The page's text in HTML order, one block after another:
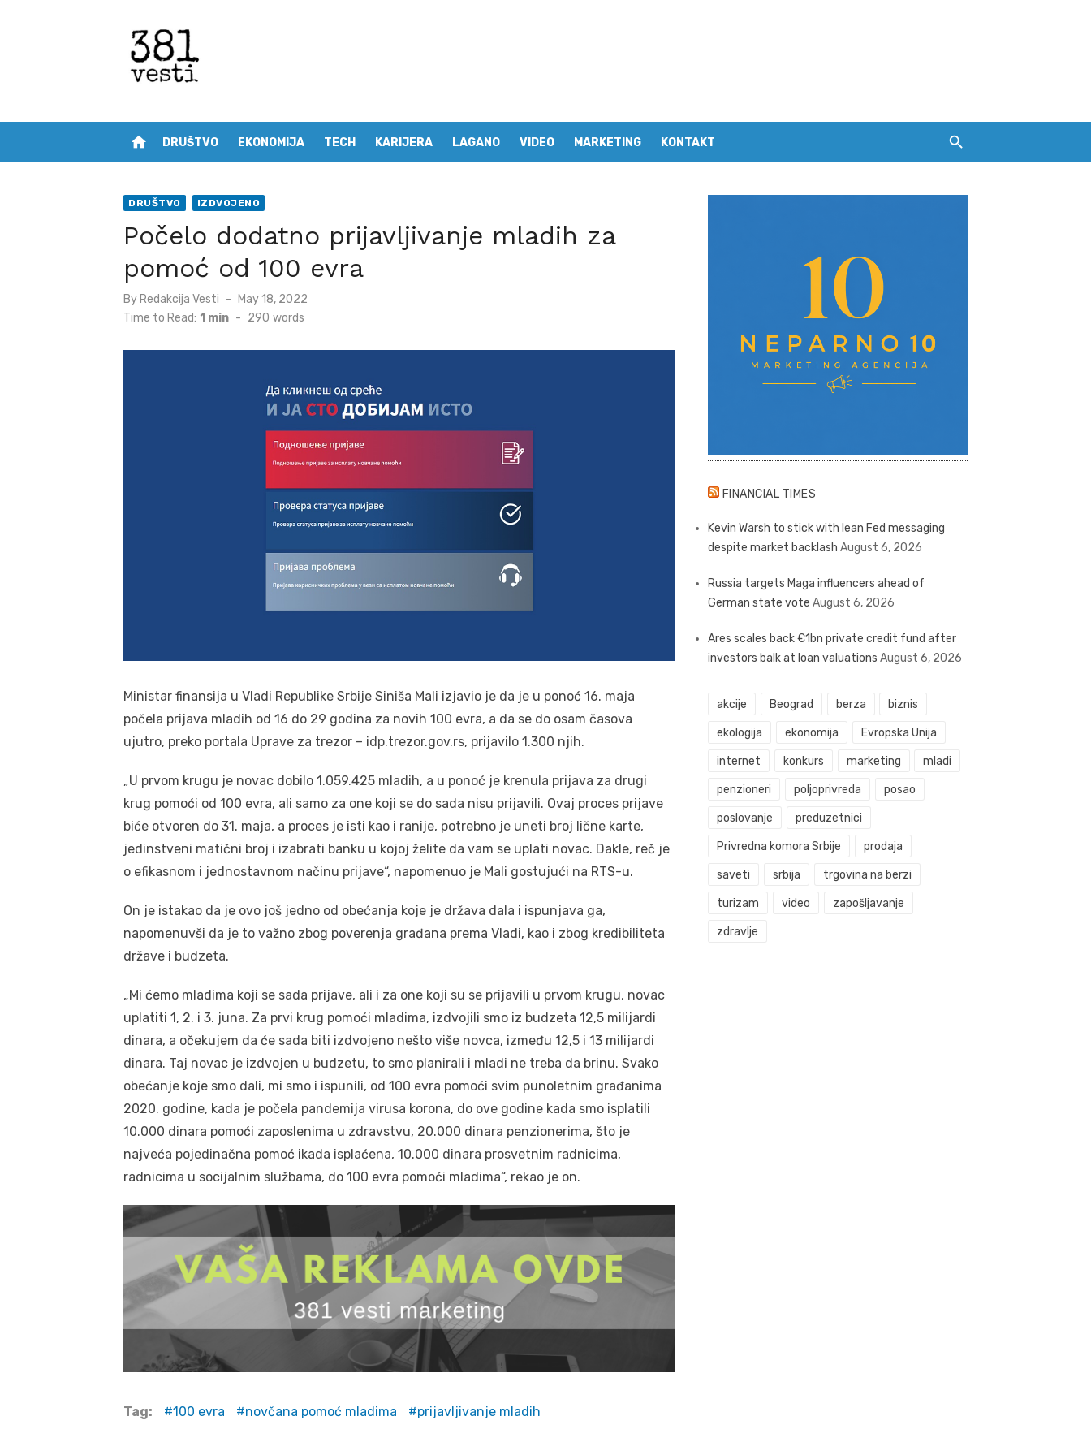
home DRUŠTVO EKONOMIJA TECH KARIJERA LAGANO VIDEO MARKETING KONTAKT
DRUŠTVO IZDVOJENO
Počelo dodatno prijavljivanje mladih za
pomoć od 100 evra
By Redakcija Vesti
Posted
on
May 18, 2022
Time to Read: 1 min - 290 words
Ministar finansija u Vladi Republike Srbije Siniša Mali izjavio je da je u ponoć 16. maja
počela prijava mladih od 16 do 29 godina za novih 100 evra, a da se do osam časova
ujutro, preko portala Uprave za trezor – idp.trezor.gov.rs, prijavilo 1.300 njih.
„U prvom krugu je novac dobilo 1.059.425 mladih, a u ponoć je krenula prijava za drugi
krug pomoći od 100 evra, ali samo za one koji se do sada nisu prijavili. Ovaj proces prijave
biće otvoren do 31. maja, a proces je isti kao i ranije, potrebno je uneti broj lične karte,
jedinstveni matični broj i izabrati banku u kojoj želite da vam se uplati novac. Dakle, reč je
o efikasnom i jednostavnom načinu prijave“, napomenuo je Mali gostujući na RTS-u.
On je istakao da je ovo još jedno od obećanja koje je država dala i ispunjava ga,
napomenuvši da je to važno zbog poverenja građana prema Vladi, kao i zbog kredibiliteta
države i budzeta.
„Mi ćemo mladima koji se sada prijave, ali i za one koji su se prijavili u prvom krugu, novac
uplatiti 1, 2. i 3. juna. Za prvi krug pomoći mladima, izdvojili smo iz budzeta 12,5 milijardi
dinara, a očekujem da će sada biti izdvojeno nešto više novca, između 12,5 i 13 milijardi
dinara. Taj novac je izdvojen u budzetu, to smo planirali i mladi ne treba da brinu. Svako
obećanje koje smo dali, mi smo i ispunili, od 100 evra pomoći svim punoletnim građanima
2020. godine, kada je počela pandemija virusa korona, do ove godine kada smo isplatili
10.000 dinara pomoći zaposlenima u zdravstvu, 20.000 dinara penzionerima, što je
najveća pojedinačna pomoć ikada isplaćena, 10.000 dinara prosvetnim radnicima,
radnicima u socijalnim službama, do 100 evra pomoći mladima“, rekao je on.
Tag: 100 evra novčana pomoć mladima prijavljivanje mladih
FINANCIAL TIMES
Kevin Warsh to stick with lean Fed messaging
despite market backlash August 6, 2026
Russia targets Maga influencers ahead of
German state vote August 6, 2026
Ares scales back €1bn private credit fund after
investors balk at loan valuations August 6, 2026
akcije Beograd berza biznis
ekologija ekonomija Evropska Unija
internet konkurs marketing mladi
penzioneri poljoprivreda posao
poslovanje preduzetnici
Privredna komora Srbije prodaja
saveti srbija trgovina na berzi
turizam video zapošljavanje
zdravlje